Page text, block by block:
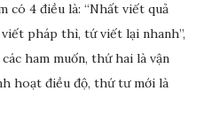
có 4 điều là: “Nhất viết quả
pháp thì, tứ viết lại nhanh”,
ham muốn, thứ hai là vận
hoạt điều độ, thứ tư mới là